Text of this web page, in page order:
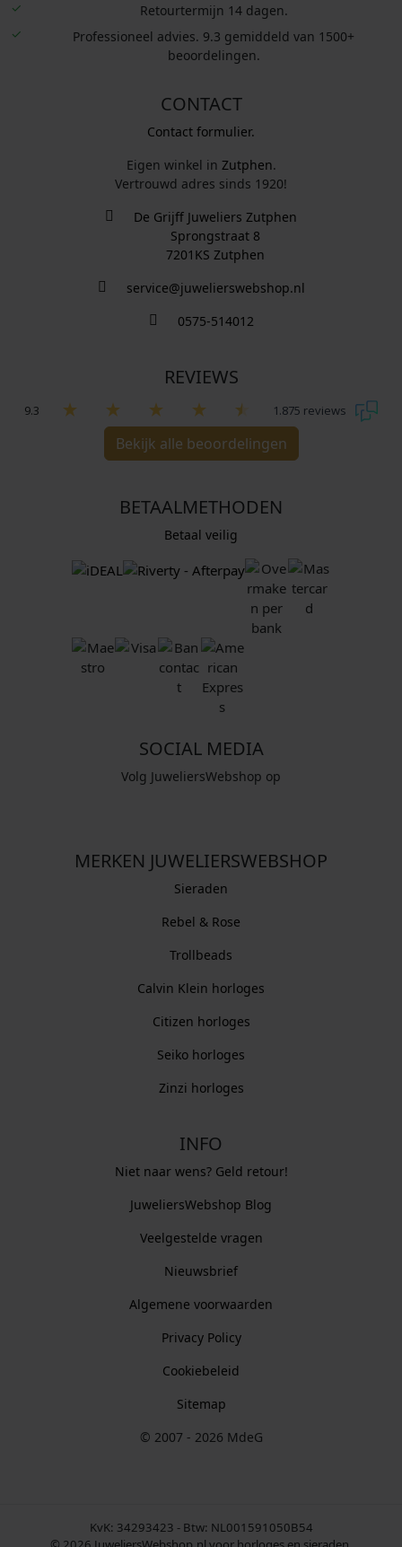
Retourtermijn 14 dagen.
Professioneel advies. 9.3 gemiddeld van 1500+
beoordelingen.
CONTACT
Contact formulier.
Eigen winkel in Zutphen.
Vertrouwd adres sinds 1920!
De Grijff Juweliers Zutphen
Sprongstraat 8
7201KS Zutphen
service@juwelierswebshop.nl
0575-514012
REVIEWS
9.3 1.875 reviews
Bekijk alle beoordelingen
BETAALMETHODEN
Betaal veilig
SOCIAL MEDIA
Volg JuweliersWebshop op
MERKEN JUWELIERSWEBSHOP
Sieraden
Rebel & Rose
Trollbeads
Calvin Klein horloges
Citizen horloges
Seiko horloges
Zinzi horloges
INFO
Niet naar wens? Geld retour!
JuweliersWebshop Blog
Veelgestelde vragen
Nieuwsbrief
Algemene voorwaarden
Privacy Policy
Cookiebeleid
Sitemap
© 2007 - 2026 MdeG
KvK: 34293423 - Btw: NL001591050B54